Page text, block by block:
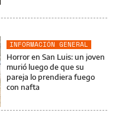
INFORMACIÓN GENERAL
Horror en San Luis: un joven
murió luego de que su
pareja lo prendiera fuego
con nafta